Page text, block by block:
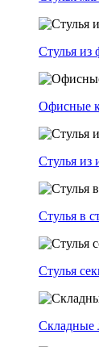
Стулья из
Офисные
Стулья из
Стулья в
Стулья
Складные